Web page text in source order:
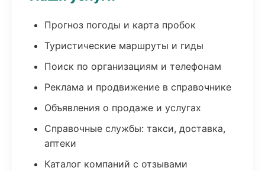
Прогноз погоды и карта пробок
Туристические маршруты и гиды
Поиск по организациям и телефонам
Реклама и продвижение в справочнике
Объявления о продаже и услугах
Справочные службы: такси, доставка,
аптеки
Каталог компаний с отзывами